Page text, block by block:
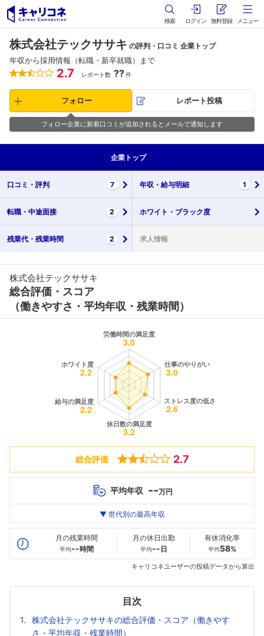
検索 ログイン 無料登録 メニュー
株式会社テックササキ の評判・口コミ 企業トップ
年収から採用情報（転職・新卒就職）まで
2.7 レポート数 ??件
フォロー レポート投稿
フォロー企業に新着口コミが追加されるとメールで通知します
企業 トップ
口コミ・ 評判 7 年収・ 給与明細 1
転職・ 中途面接 2 ホワイト・ ブラック度
残業代・ 残業時間 2 求人情報
株式会社テックササキ
総合評価・スコア
（働きやすさ・平均年収・残業時間）
総合評価 2.7
平均年収 --万円
最高年収
20代
--万
30代
382万
--万
▼ 世代別の最高年収
月の残業時間
平均--時間
月の休日出勤
平均-- 日
有休消化率
平均58%
キャリコネユーザーの投稿データから算出
目次
株式会社テックササキの総合評価・スコア（働きやす
さ・平均年収・残業時間）